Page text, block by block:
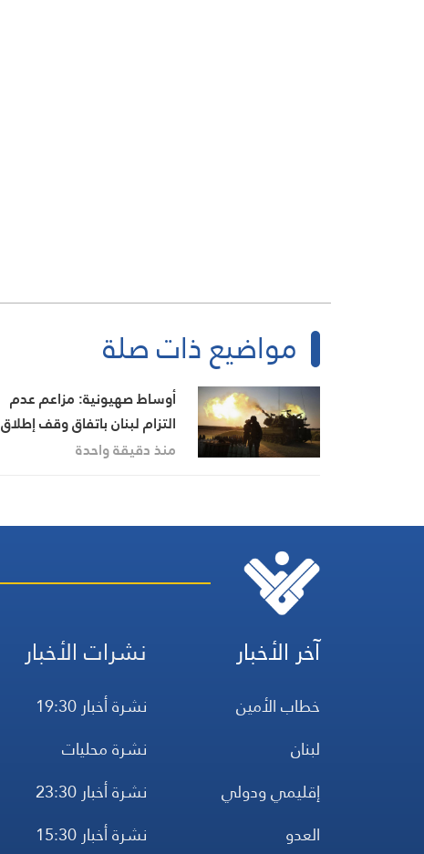
مواضيع ذات صلة
أوساط صهيونية: مزاعم عدم
التزام لبنان باتفاق وقف إطلاق
النار تُستخدم لتبرير استمرار
منذ دقيقة واحدة
آخر الأخبار
خطاب الأمين
لبنان
إقليمي ودولي
العدو
نشرات الأخبار
نشرة أخبار 19:30
نشرة محليات
نشرة أخبار 23:30
نشرة أخبار 15:30